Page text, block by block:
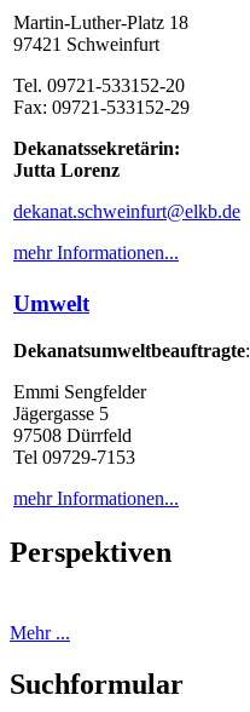
Martin-Luther-Platz 18
97421 Schweinfurt
Tel. 09721-533152-20
Fax: 09721-533152-29
Dekanatssekretärin:
Jutta Lorenz
dekanat.schweinfurt@elkb.de
mehr Informationen...
Umwelt
Dekanatsumweltbeauftragte:
Emmi Sengfelder
Jägergasse 5
97508 Dürrfeld
Tel 09729-7153
mehr Informationen...
Perspektiven
Mehr ...
Suchformular